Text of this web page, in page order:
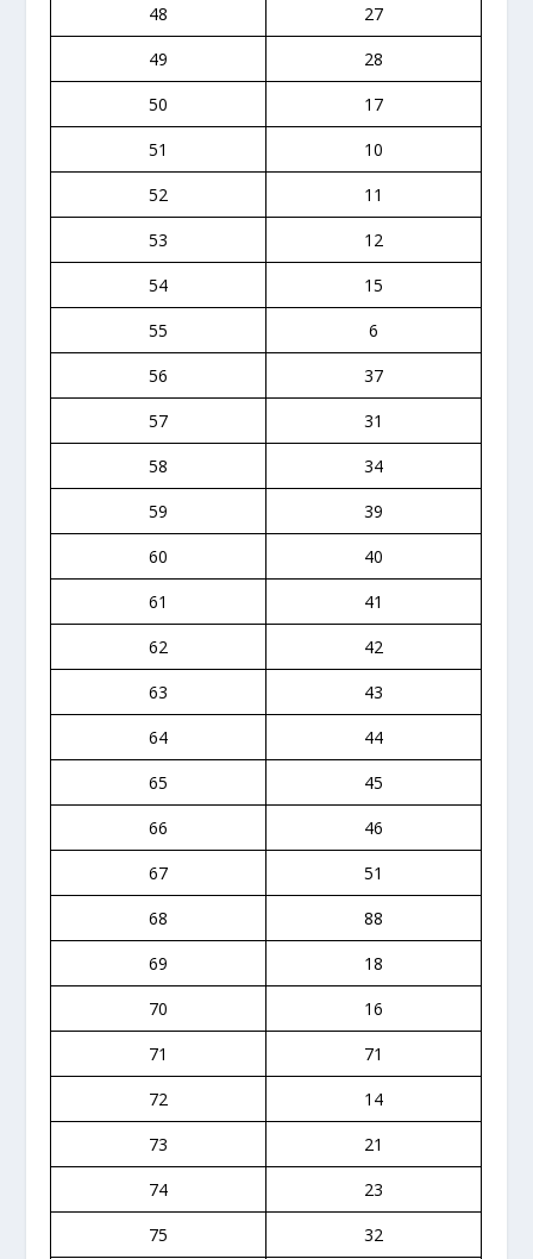
48
27
49
28
50
17
51
10
52
11
53
12
54
15
55
6
56
37
57
31
58
34
59
39
60
40
61
41
62
42
63
43
64
44
65
45
66
46
67
51
68
88
69
18
70
16
71
71
72
14
73
21
74
23
75
32